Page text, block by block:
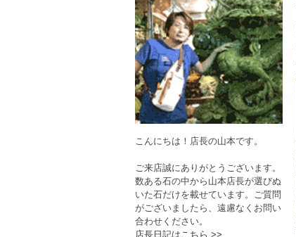
こんにちは！店長の山本です。
ご来店誠にありがとうございます。
数ある石の中から山本店長が選びぬ
いた石だけを載せています。ご質問
がございましたら、遠慮なくお問い
合わせください。
店長日記はこちら >>